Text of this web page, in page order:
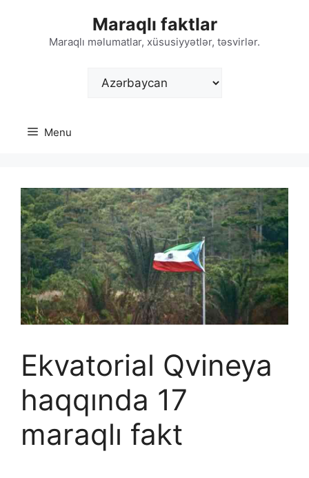
Maraqlı faktlar
Maraqlı məlumatlar, xüsusiyyətlər, təsvirlər.
Choose
Menu
Ekvatorial Qvineya
haqqında 17
maraqlı fakt